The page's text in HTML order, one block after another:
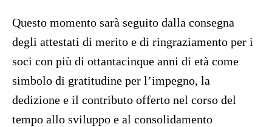
Questo momento sarà seguito dalla consegna
degli attestati di merito e di ringraziamento per i
soci con più di ottantacinque anni di età come
simbolo di gratitudine per l’impegno, la
dedizione e il contributo offerto nel corso del
tempo allo sviluppo e al consolidamento